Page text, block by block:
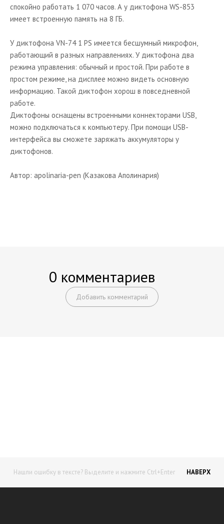
спокойно работать 1 070 часов. А у диктофона WS-853
имеет встроенную память на 8 ГБ.
У диктофона VN-74 1 PS имеется бесшумный микрофон,
работающий в разных направлениях. У диктофона два
режима управления: обычный и простой. При работе в
простом режиме, на дисплее можно видеть основную
информацию. Такой диктофон хорош в повседневной
работе.
Диктофоны оснащены встроенными коннекторами USB,
можно подключаться к компьютеру. При помощи USB-
интерфейса вы сможете заряжать аккумуляторы у
диктофонов.
Автор: apolinaria-pen (Казакова Аполинария)
0 комментариев
Добавить комментарий
Нашли ошибку в тексте? Выделите и нажмите Ctrl+Enter НАВЕРХ